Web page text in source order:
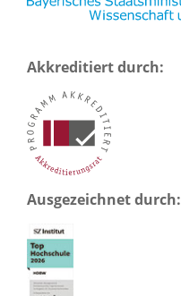
Akkreditiert durch:
Ausgezeichnet durch: